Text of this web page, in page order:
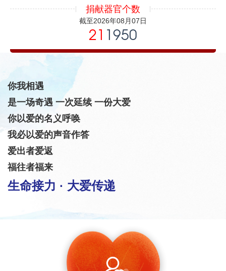
捐献器官个数
截至2026年08月07日
21 1950
你我相遇
是一场奇遇 一次延续 一份大爱
你以爱的名义呼唤
我必以爱的声音作答
爱出者爱返
福往者福来
生命接力 · 大爱传递